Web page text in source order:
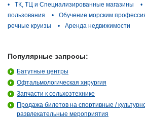
•
ТК, ТЦ и Специализированные магазины •
пользования
• Обучение морским
речные круизы
• Аренда недвижимости
Популярные запросы:
Батутные центры
Офтальмологическая хирургия
Запчасти к сельхозтехнике
Продажа билетов на спортивные /
развлекательные мероприятия